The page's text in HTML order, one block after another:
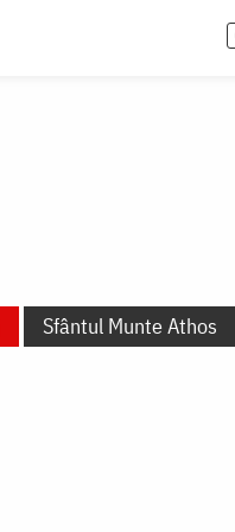
Sfântul Munte Athos